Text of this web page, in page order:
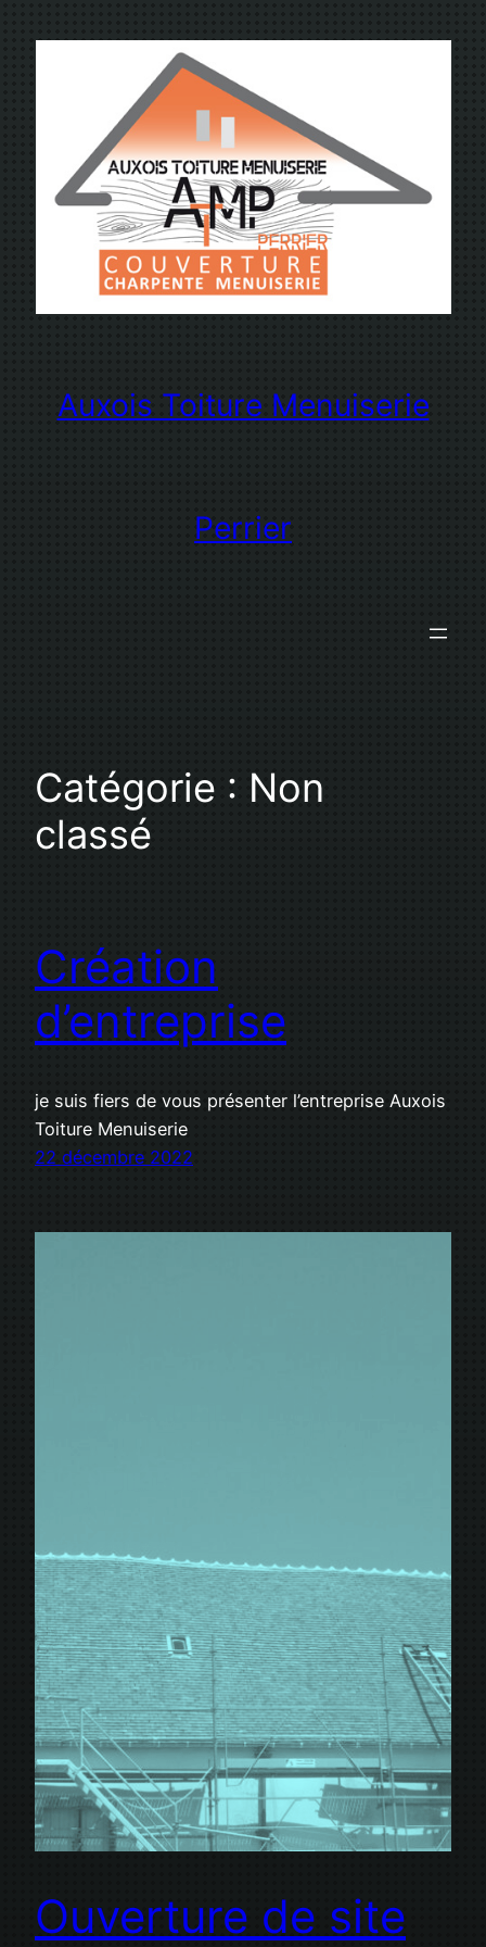
Auxois Toiture Menuiserie
Perrier
Catégorie : Non
classé
Création
d’entreprise
je suis fiers de vous présenter l’entreprise Auxois
Toiture Menuiserie
22 décembre 2022
Ouverture de site